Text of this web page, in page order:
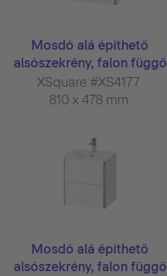
Mosdó alá építhető
alsószekrény, falon függő
...
XSquare #XS4177
810 x 478 mm
Mosdó alá építhető
alsószekrény, falon függő